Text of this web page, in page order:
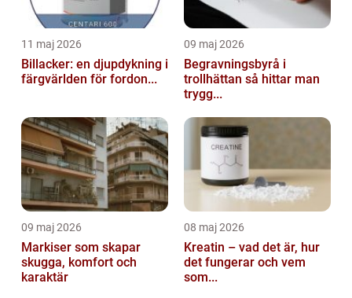
11 maj 2026
Billacker: en djupdykning i
färgvärlden för fordon...
09 maj 2026
Begravningsbyrå i
trollhättan så hittar man
trygg...
09 maj 2026
Markiser som skapar
skugga, komfort och
karaktär
08 maj 2026
Kreatin – vad det är, hur
det fungerar och vem
som...